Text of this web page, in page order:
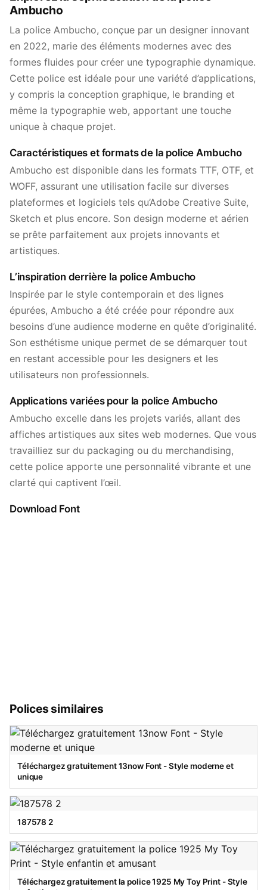
Ambucho
La police Ambucho, conçue par un designer innovant
en 2022, marie des éléments modernes avec des
formes fluides pour créer une typographie dynamique.
Cette police est idéale pour une variété d’applications,
y compris la conception graphique, le branding et
même la typographie web, apportant une touche
unique à chaque projet.
Caractéristiques et formats de la police Ambucho
Ambucho est disponible dans les formats TTF, OTF, et
WOFF, assurant une utilisation facile sur diverses
plateformes et logiciels tels qu’Adobe Creative Suite,
Sketch et plus encore. Son design moderne et aérien
se prête parfaitement aux projets innovants et
artistiques.
L’inspiration derrière la police Ambucho
Inspirée par le style contemporain et des lignes
épurées, Ambucho a été créée pour répondre aux
besoins d’une audience moderne en quête d’originalité.
Son esthétisme unique permet de se démarquer tout
en restant accessible pour les designers et les
utilisateurs non professionnels.
Applications variées pour la police Ambucho
Ambucho excelle dans les projets variés, allant des
affiches artistiques aux sites web modernes. Que vous
travailliez sur du packaging ou du merchandising,
cette police apporte une personnalité vibrante et une
clarté qui captivent l’œil.
Download Font
Polices similaires
Téléchargez gratuitement 13now Font - Style moderne et
unique
187578 2
Téléchargez gratuitement la police 1925 My Toy Print - Style